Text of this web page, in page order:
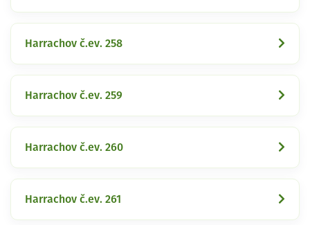
Harrachov č.ev. 258
Harrachov č.ev. 259
Harrachov č.ev. 260
Harrachov č.ev. 261